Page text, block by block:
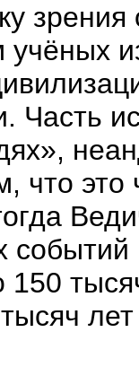
зрения
учёных
Часть
что